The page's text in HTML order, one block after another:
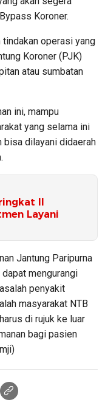
Koroner.
operasi yang
Koroner (PJK)
atau sumbatan
ini, mampu
yang selama ini
bisa dilayani didaerah
II
Layani
Jantung Paripurna
mengurangi
penyakit
masyarakat NTB
di rujuk ke luar
bagi pasien